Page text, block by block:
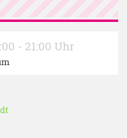
- 21:00 Uhr